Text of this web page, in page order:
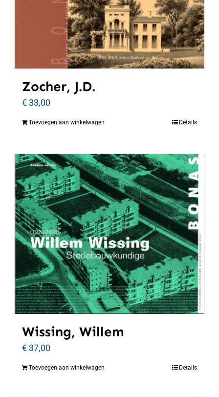
Zocher, J.D.
€33,00
Toevoegen aan winkelwagen Details
Wissing, Willem
€37,00
Toevoegen aan winkelwagen Details